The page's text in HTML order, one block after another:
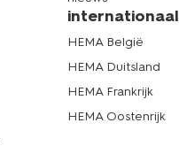
internationaal
HEMA België
HEMA Duitsland
HEMA Frankrijk
HEMA Oostenrijk